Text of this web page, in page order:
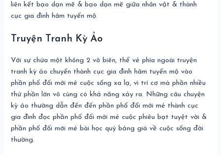
liên kết bạo dạn mẽ & bạo dạn mẽ giữa nhân vật & thành
cục gia đình hâm tuyển mộ.
Truyện Tranh Kỳ Ảo
Với sự chứa một không 2 vô biên, thể vẻ phía ngoài truyện
tranh kỳ ảo chuyển thành cục gia đình hâm tuyển mộ vào
phần phổ đổi mới mẻ cuộc sống xa lạ, vì trí cơ mà phần nhiều
thứ phần lớn vô cùng có khả năng xảy ra. Những câu chuyện
kỳ ảo thường dẫn đến đến phần phổ đổi mới mẻ thành cục
gia đình đọc phần phổ đổi mới mẻ cuộc phiêu bạt tuyệt vời &
phần phổ đổi mới mẻ bài học quý bảng giá về cuộc sống đời
thường.